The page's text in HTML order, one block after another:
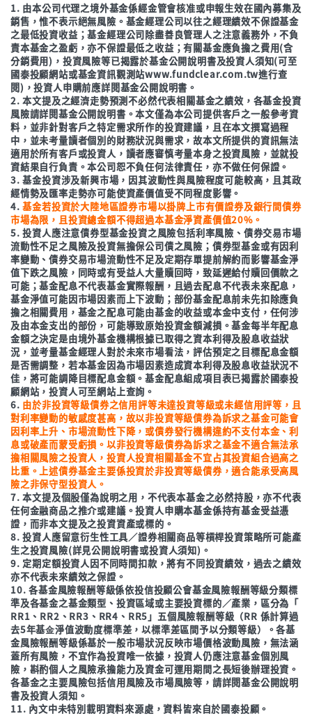
1. 由本公司代理之境外基金係經金管會核准或申報生效在國內募集及
銷售，惟不表示絕無風險。基金經理公司以往之經理績效不保證基金
之最低投資收益；基金經理公司除盡善良管理人之注意義務外，不負
責本基金之盈虧，亦不保證最低之收益；有關基金應負擔之費用(含
分銷費用)，投資風險等已揭露於基金公開說明書及投資人須知(可至
國泰投顧網站或基金資訊觀測站www.fundclear.com.tw進行查
閱)，投資人申購前應詳閱基金公開說明書。
2. 本文提及之經濟走勢預測不必然代表相關基金之績效，各基金投資
風險請詳閱基金公開說明書。本文僅為本公司提供客戶之一般參考資
料，並非針對客戶之特定需求所作的投資建議，且在本文撰寫過程
中，並未考量讀者個別的財務狀況與需求，故本文所提供的資訊無法
適用於所有客戶或投資人，讀者應審慎考量本身之投資風險，並就投
資結果自行負責。本公司恕不負任何法律責任，亦不做任何保證。
3. 基金投資涉及新興市場，因其波動性與風險程度可能較高，且其政
經情勢及匯率走勢亦可能使資產價值受不同程度影響。
4.基金若投資於大陸地區證券市場以掛牌上市有價證券及銀行間債券
市場為限，且投資總金額不得超過本基金淨資產價值20%。
5. 投資人應注意債券型基金投資之風險包括利率風險、債券交易市場
流動性不足之風險及投資無擔保公司債之風險；債券型基金或有因利
率變動、債券交易市場流動性不足及定期存單提前解約而影響基金淨
值下跌之風險，同時或有受益人大量贖回時，致延遲給付贖回價款之
可能；基金配息不代表基金實際報酬，且過去配息不代表未來配息，
基金淨值可能因市場因素而上下波動；部份基金配息前未先扣除應負
擔之相關費用，基金之配息可能由基金的收益或本金中支付，任何涉
及由本金支出的部份，可能導致原始投資金額減損。基金每半年配息
金額之決定是由境外基金機構根據已取得之資本利得及股息收益狀
況，並考量基金經理人對於未來市場看法，評估預定之目標配息金額
是否需調整，若本基金因為市場因素造成資本利得及股息收益狀況不
佳，將可能調降目標配息金額。基金配息組成項目表已揭露於國泰投
顧網站，投資人可至網站上查詢。
6. 由於非投資等級債券之信用評等未達投資等級或未經信用評等，且
對利率變動的敏感度甚高，故以非投資等級債券為訴求之基金可能會
因利率上升、市場流動性下降，或債券發行機構違約不支付本金、利
息或破產而蒙受虧損。以非投資等級債券為訴求之基金不適合無法承
擔相關風險之投資人，投資人投資相關基金不宜占其投資組合過高之
比重。上述債券基金主要係投資於非投資等級債券，適合能承受高風
險之非保守型投資人。
7. 本文提及個股僅為說明之用，不代表本基金之必然持股，亦不代表
任何金融商品之推介或建議。投資人申購本基金係持有基金受益憑
證，而非本文提及之投資資產或標的。
8. 投資人應留意衍生性工具／證券相關商品等槓桿投資策略所可能產
生之投資風險(詳見公開說明書或投資人須知)。
9. 定期定額投資人因不同時間扣款，將有不同投資績效，過去之績效
亦不代表未來績效之保證。
10. 各基金風險報酬等級係依投信投顧公會基金風險報酬等級分類標
準及各基金之基金類型、投資區域或主要投資標的／產業，區分為「
RR1、RR2、RR3、RR4、RR5」五個風險報酬等級（RR 係計算過
去5年基⾦淨值波動度標準差，以標準差區間予以分類等級）。各基
金風險報酬等級係基於一般市場狀況反映市場價格波動風險，無法涵
蓋所有風險，不宜作為投資唯一依據，投資人仍應注意基金個別風
險，斟酌個人之風險承擔能力及資金可運用期間之長短後辦理投資。
各基金之主要風險包括信用風險及市場風險等，請詳閱基金公開說明
書及投資人須知。
11. 內文中未特別載明資料來源處，資料皆來自於國泰投顧。